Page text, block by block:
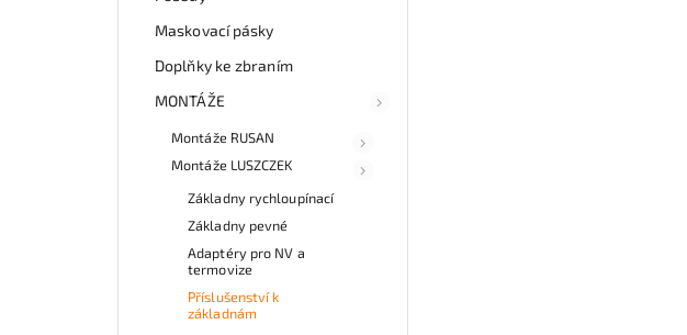
Maskovací pásky
Doplňky ke zbraním
MONTÁŽE
Montáže RUSAN
Montáže LUSZCZEK
Základny rychloupínací
Základny pevné
Adaptéry pro NV a
termovize
Příslušenství k
základnám